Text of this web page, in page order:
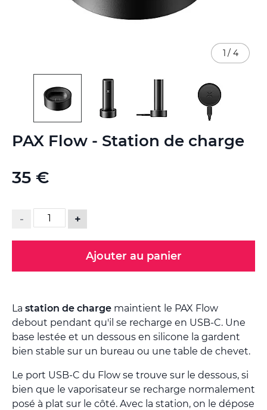
PAX Flow - Station de charge
35 €
- +
Ajouter au panier
La station de charge maintient le PAX Flow
debout pendant qu'il se recharge en USB-C. Une
base lestée et un dessous en silicone la gardent
bien stable sur un bureau ou une table de chevet.
Le port USB-C du Flow se trouve sur le dessous, si
bien que le vaporisateur se recharge normalement
posé à plat sur le côté. Avec la station, on le dépose
1 / 4
to
of
gallery